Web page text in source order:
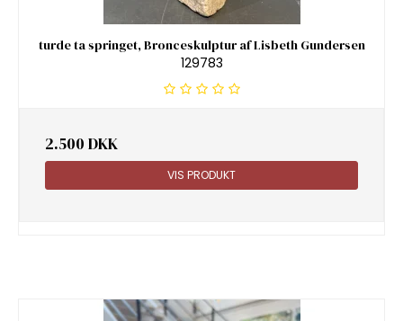
turde ta springet, Bronceskulptur af Lisbeth Gundersen
129783
2.500 DKK
VIS PRODUKT